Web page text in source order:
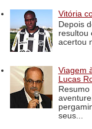
Vitória
Depois
resultou
acertou
Viagem
Lucas
seus...